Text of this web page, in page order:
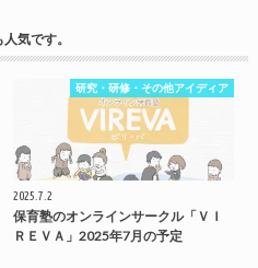
気です。
研究・研修・その他アイディア
2025.7.2
保育塾のオンラインサークル「ＶＩ
ＲＥＶＡ」2025年7月の予定